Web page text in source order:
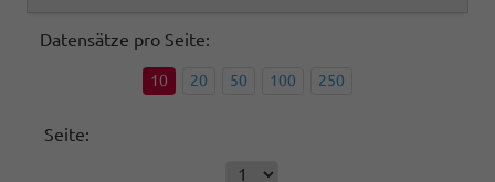
Datensätze pro Seite:
10 20 50 100 250
Seite: